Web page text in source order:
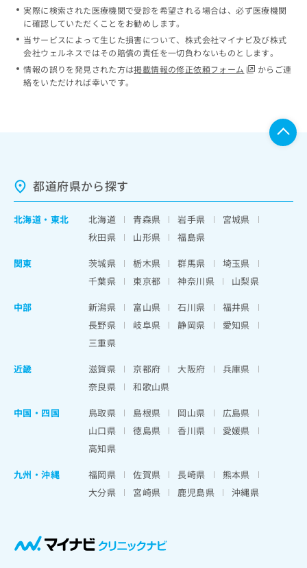
実際に検索された医療機関で受診を希望される場合は、必ず医療機関
に確認していただくことをお勧めします。
当サービスによって生じた損害について、株式会社マイナビ及び株式
会社ウェルネスではその賠償の責任を一切負わないものとします。
情報の誤りを発見された方は掲載情報の修正依頼フォーム
からご連
絡をいただければ幸いです。
都道府県から探す
北海道 ・ 東北 北海道 青森県 岩手県
宮城県
秋田県
山形県
福島県
関東
茨城県 栃木県 群馬県
埼玉県
千葉県
東京都 神奈川県
山梨県
中部
新潟県 富山県 石川県
福井県
長野県
岐阜県 静岡県
愛知県
三重県
近畿
滋賀県 京都府 大阪府
兵庫県
奈良県
和歌山県
中国・四国
鳥取県 島根県 岡山県
広島県
山口県
徳島県 香川県
愛媛県
高知県
九州・沖縄
福岡県 佐賀県 長崎県
熊本県
大分県
宮崎県 鹿児島県 沖縄県